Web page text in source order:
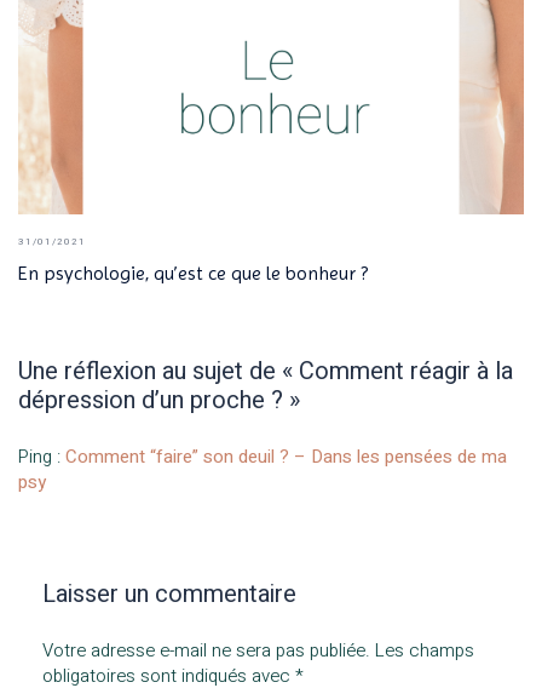
31/01/2021
En psychologie, qu’est ce que le bonheur ?
Une réflexion au sujet de « Comment réagir à la
dépression d’un proche ? »
Ping :Comment “faire” son deuil ? – Dans les pensées de ma
psy
Laisser un commentaire
Votre adresse e-mail ne sera pas publiée. Les champs
obligatoires sont indiqués avec *